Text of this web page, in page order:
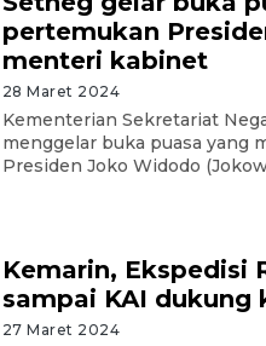
pertemukan
menteri kabinet
28 Maret 2024
Kementerian Sekretariat
menggelar buka puasa yang
Presiden Joko Widodo
Kemarin, Ekspedisi
sampai KAI dukung
27 Maret 2024